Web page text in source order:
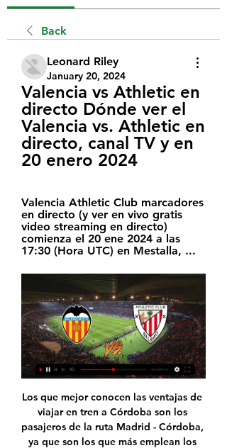
Back
Leonard Riley
January 20, 2024
Valencia vs Athletic en
directo Dónde ver el
Valencia vs. Athletic en
directo, canal TV y en
20 enero 2024
Valencia Athletic Club marcadores
en directo (y ver en vivo gratis
video streaming en directo)
comienza el 20 ene 2024 a las
17:30 (Hora UTC) en Mestalla, ...
Los que mejor conocen las ventajas de
viajar en tren a Córdoba son los
pasajeros de la ruta Madrid - Córdoba,
ya que son los que más emplean los